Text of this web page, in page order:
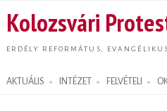
Kolozsvári
ERDÉLY REFORMÁTUS,
AKTUÁLIS INTÉZET FELVÉTELI
Search form